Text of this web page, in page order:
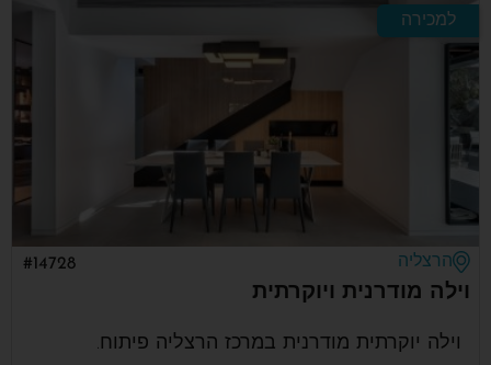
למכירה
הרצליה
וילה מודרנית ויוקרתית
#14728
וילה יוקרתית מודרנית במרכז הרצליה פיתוח.